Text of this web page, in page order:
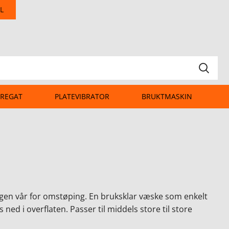
PLATEVIBRATOR BRUKTMASKIN
vår for omstøping. En bruksklar væske som enkelt
ned i overflaten. Passer til middels store til store